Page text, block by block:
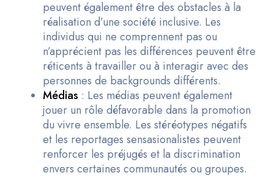
peuvent également être des obstacles à la
réalisation d’une société inclusive. Les
individus qui ne comprennent pas ou
n’apprécient pas les différences peuvent être
réticents à travailler ou à interagir avec des
personnes de backgrounds différents.
Médias : Les médias peuvent également
jouer un rôle défavorable dans la promotion
du vivre ensemble. Les stéréotypes négatifs
et les reportages sensasionalistes peuvent
renforcer les préjugés et la discrimination
envers certaines communautés ou groupes.